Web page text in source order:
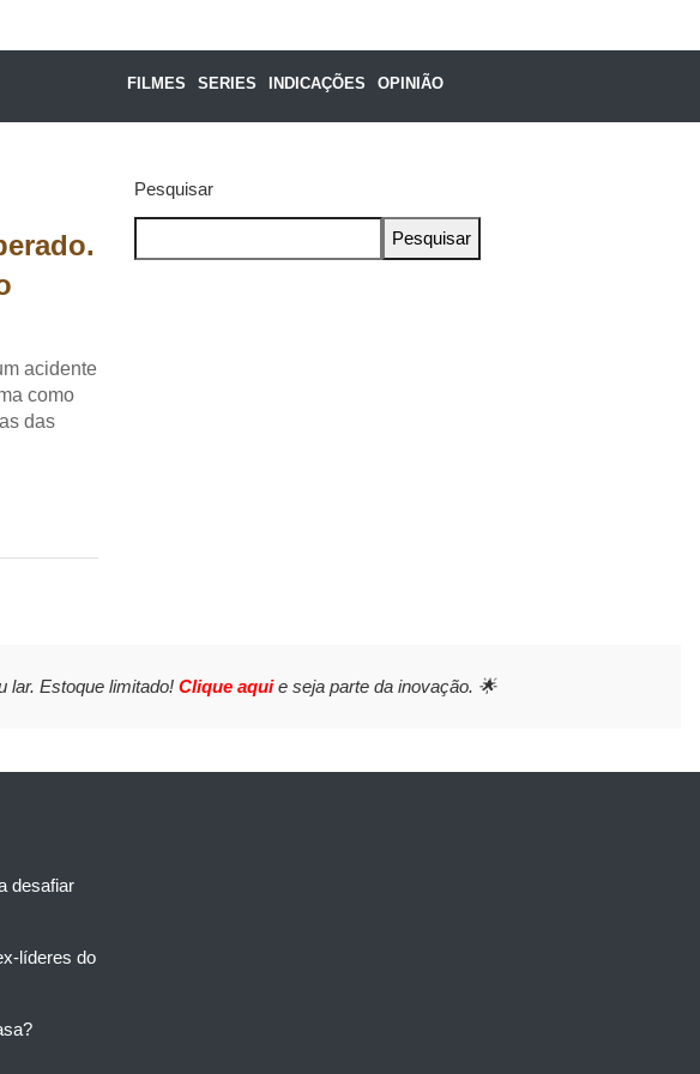
FILMES SERIES INDICAÇÕES OPINIÃO
acidente
como
das
Pesquisar
Pesquisar
lar. Estoque limitado! Clique aquie seja parte da inovação. 🌟
desafiar
líderes do